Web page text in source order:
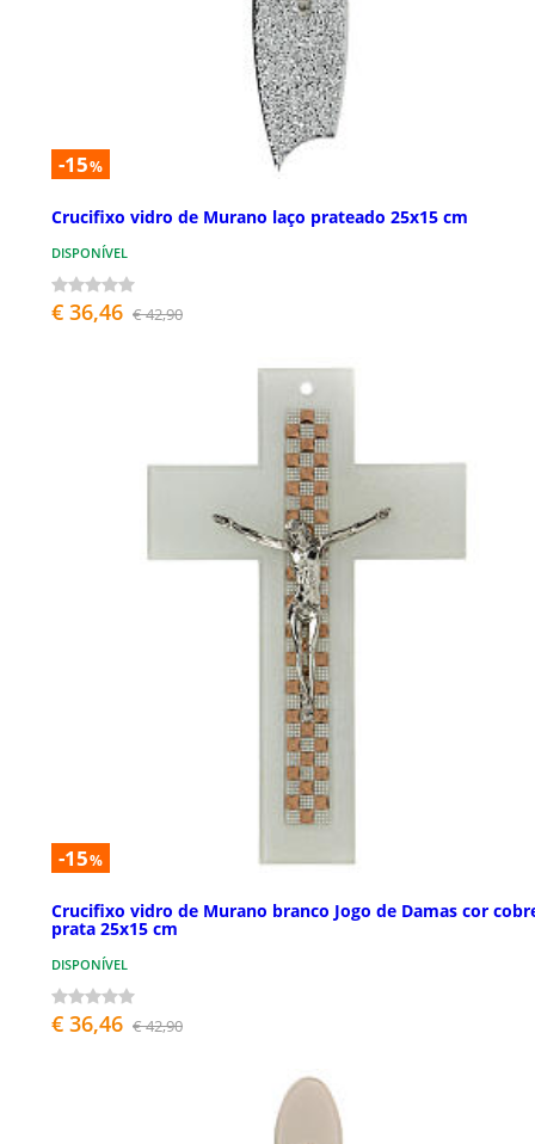
-15%
Crucifixo vidro de Murano laço prateado 25x15 cm
DISPONÍVEL
€ 36,46 € 42,90
-15%
Crucifixo vidro de Murano branco Jogo de Damas cor
prata 25x15 cm
DISPONÍVEL
€ 36,46 € 42,90